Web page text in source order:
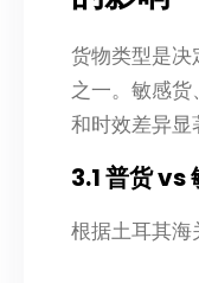
货物类型是
之一。敏感
和时效差异显
3.1 普货 vs
根据土耳其海